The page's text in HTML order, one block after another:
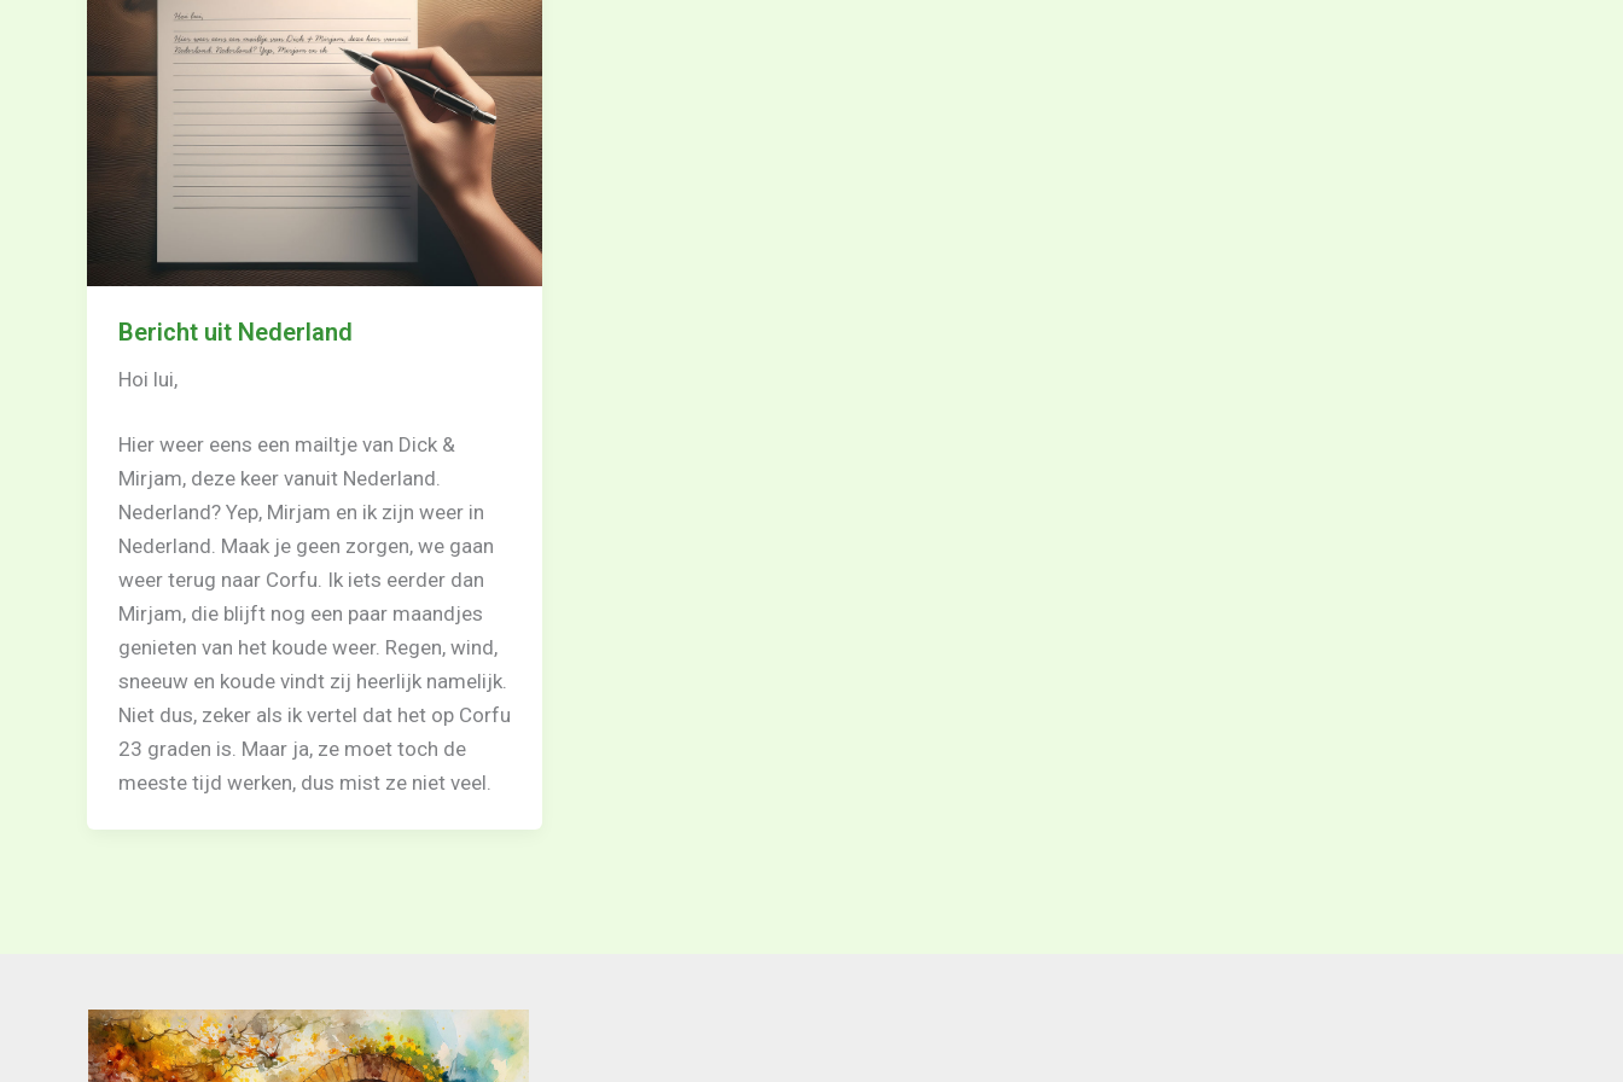
Bericht uit Nederland
Hoi lui,
Hier weer eens een mailtje van Dick &
Mirjam, deze keer vanuit Nederland.
Nederland? Yep, Mirjam en ik zijn weer in
Nederland. Maak je geen zorgen, we gaan
weer terug naar Corfu. Ik iets eerder dan
Mirjam, die blijft nog een paar maandjes
genieten van het koude weer. Regen, wind,
sneeuw en koude vindt zij heerlijk namelijk.
Niet dus, zeker als ik vertel dat het op Corfu
23 graden is. Maar ja, ze moet toch de
meeste tijd werken, dus mist ze niet veel.